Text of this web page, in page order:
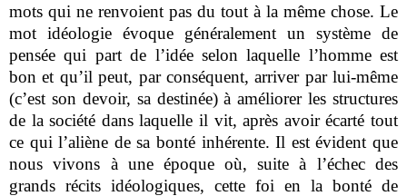
mots qui ne renvoient pas du tout à la même chose. Le
mot idéologie évoque généralement un système de
pensée qui part de l’idée selon laquelle l’homme est
bon et qu’il peut, par conséquent, arriver par lui-même
(c’est son devoir, sa destinée) à améliorer les structures
de la société dans laquelle il vit, après avoir écarté tout
ce qui l’aliène de sa bonté inhérente. Il est évident que
nous vivons à une époque où, suite à l’échec des
grands récits idéologiques, cette foi en la bonté de